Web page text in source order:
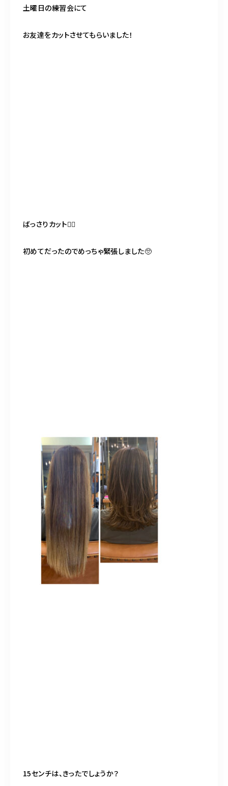
土曜日の練習会にて
お友達をカットさせてもらいました！
ばっさりカット💇‍♀️
初めてだったのでめっちゃ緊張しました🥺
15センチは、きったでしょうか？